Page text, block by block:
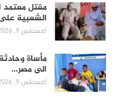
مقتل معتمد
الشعبية
أغسطس 9, 2026
مأساة
الى مصر…
أغسطس 9, 2026